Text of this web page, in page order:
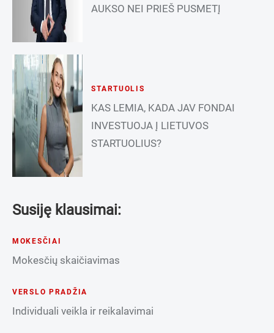
AUKSO NEI PRIEŠ PUSMETĮ
STARTUOLIS
KAS LEMIA, KADA JAV FONDAI
INVESTUOJA Į LIETUVOS
STARTUOLIUS?
Susiję klausimai:
MOKESČIAI
Mokesčių skaičiavimas
VERSLO PRADŽIA
Individuali veikla ir reikalavimai